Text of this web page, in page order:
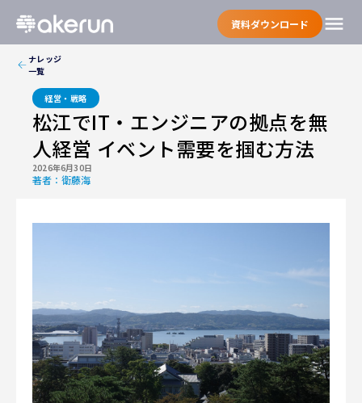
資料ダウンロード menu
ナレッジ
一覧
経営・戦略
松江でIT・エンジニアの拠点を無
人経営 イベント需要を掴む方法
2026年6月30日
著者： 衛藤海